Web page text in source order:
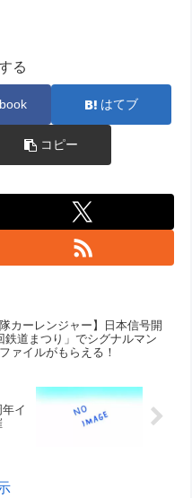
る
はてブ
コピー
隊カーレンジャー】日本信号開
鉄道まつり」でシグナルマン
ァイルがもらえる！
イ